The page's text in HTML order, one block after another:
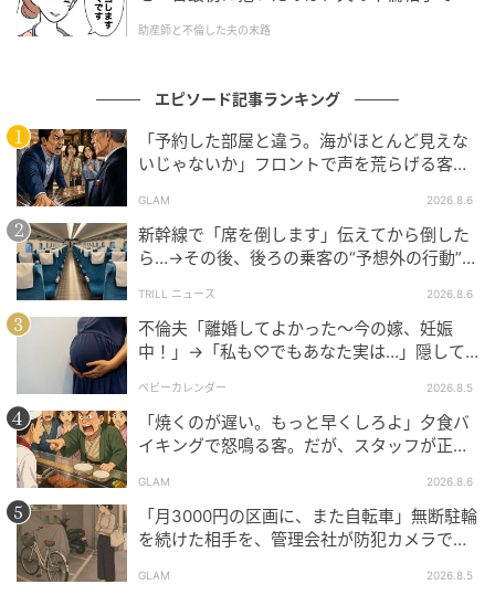
助産師と不倫した夫の末路
エピソード記事ランキング
「予約した部屋と違う。海がほとんど見えな
いじゃないか」フロントで声を荒らげる客。
GLAM 2026.8.6
新幹線で「席を倒します」伝えてから倒した
ら…→その後、後ろの乗客の“予想外の行動”に
TRILL ニュース 2026.8.6
不倫夫「離婚してよかった〜今の嫁、妊娠
中！」→「私も♡でもあなた実は…」隠して
ベビーカレンダー 2026.8.5
「焼くのが遅い。もっと早くしろよ」夕食バ
イキングで怒鳴る客。だが、スタッフが正論
GLAM 2026.8.6
「月3000円の区画に、また自転車」無断駐輪
を続けた相手を、管理会社が防犯カメラで特
GLAM 2026.8.5